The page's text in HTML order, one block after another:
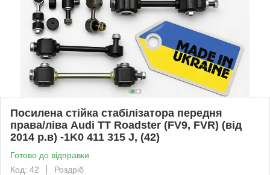
Посилена стійка стабілізатора передня
права/ліва Audi TT Roadster (FV9, FVR) (від
2014 р.в) -1K0 411 315 J, (42)
Готово до відправки
Код: 42
Роздріб